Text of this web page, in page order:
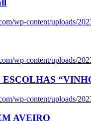
wp-content/uploads/
wp-content/uploads/
wp-content/uploads/
AVEIRO